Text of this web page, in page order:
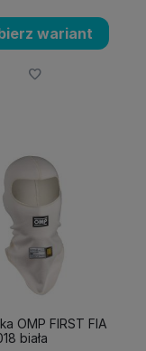
wariant
OMP FIRST FIA
biała